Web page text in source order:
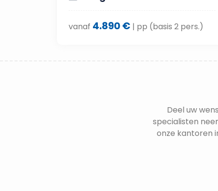
vanaf 4.890 € | pp (basis 2 pers.)
Deel uw
specialisten
onze kantoren